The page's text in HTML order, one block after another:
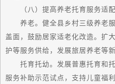
（八）提高养老托育服务适
养老。健全县乡村三级养老服
盖面，鼓励居家适老化改造。扩
护等服务供给，发展旅居养老等新
托育托幼。发展普惠托育和托
服务补助示范试点，支持儿童福